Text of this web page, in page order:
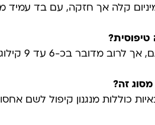
קלה אך חזקה, עם בד עמיד
המשקל
זה?
כוללות מנגנון קיפול לשם